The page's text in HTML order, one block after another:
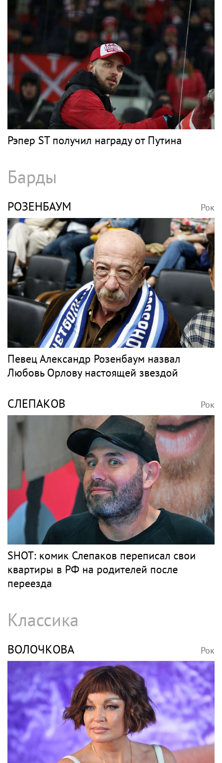
Рэпер ST получил награду от Путина
Барды
РОЗЕНБАУМ Рок
Певец Александр Розенбаум назвал
Любовь Орлову настоящей звездой
СЛЕПАКОВ Рок
SHOT: комик Слепаков переписал свои
квартиры в РФ на родителей после
переезда
Классика
ВОЛОЧКОВА Рок